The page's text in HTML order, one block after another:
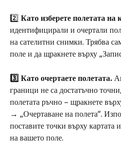
2️⃣ Като изберете полетата на
идентифицирали и очертали
на сателитни снимки. Трябва
поле и да щракнете върху
3️⃣ Като очертаете полетата.
граници не са достатъчно
полетата ръчно – щракнете
→ „Очертаване на полета“.
поставите точки върху картата
на вашето поле.